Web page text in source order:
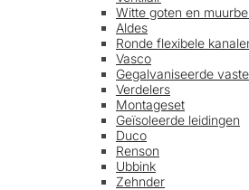
Witte goten en
Aldes
Ronde flexibele
Vasco
Gegalvaniseerde
Verdelers
Montageset
Geïsoleerde leidingen
Duco
Renson
Ubbink
Zehnder